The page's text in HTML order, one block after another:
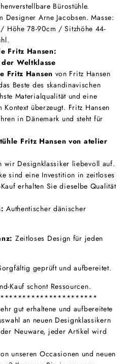
Bürostühle.
Designer Arne Jacobsen. Masse:
Höhe 78-90cm / Sitzhöhe 44-
Fritz Hansen:
Weltklasse
Fritz Hansen von Fritz Hansen
Beste des skandinavischen
Materialqualität und eine
überzeugt. Fritz Hansen
in Dänemark und steht für
Fritz Hansen von atelier
wir Designklassiker liebevoll auf.
sind eine Investition in zeitloses
erhalten Sie dieselbe Qualität
Authentischer dänischer
Zeitloses Design für jeden
geprüft und aufbereitet.
Kauf schont Ressourcen.
gut erhaltene und aufbereitete
an neuen Designklassikern
Neuware, jeder Artikel wird
unseren Occasionen und neuen